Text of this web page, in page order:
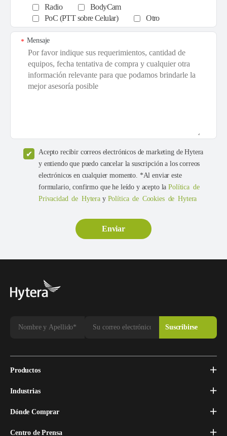
Radio
BodyCam
PoC (PTT sobre Celular)
Otro
Mensaje
*
Acepto recibir correos electrónicos de marketing de Hytera
y entiendo que puedo cancelar la suscripción a los correos
electrónicos en cualquier momento. *Al enviar este
formulario, confirmo que he leído y acepto laPolítica de
Privacidad de Hytera y Política de Cookies de Hytera
Productos
Industrias
Dónde Comprar
Centro de Prensa